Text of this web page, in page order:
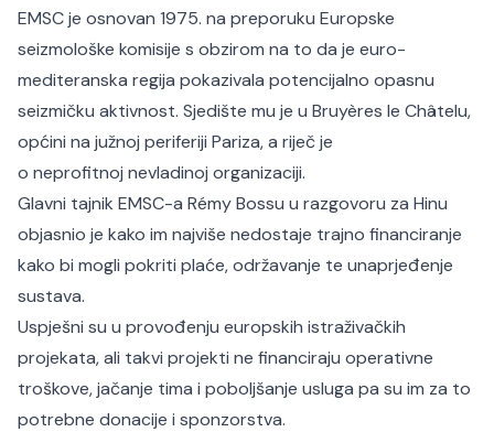
EMSC je osnovan 1975. na preporuku Europske
seizmološke komisije s obzirom na to da je euro-
mediteranska regija pokazivala potencijalno opasnu
seizmičku aktivnost. Sjedište mu je u Bruyères le Châtelu,
općini na južnoj periferiji Pariza, a riječ je
o neprofitnoj nevladinoj organizaciji.
Glavni tajnik EMSC-a Rémy Bossu u razgovoru za Hinu
objasnio je kako im najviše nedostaje trajno financiranje
kako bi mogli pokriti plaće, održavanje te unaprjeđenje
sustava.
Uspješni su u provođenju europskih istraživačkih
projekata, ali takvi projekti ne financiraju operativne
troškove, jačanje tima i poboljšanje usluga pa su im za to
potrebne donacije i sponzorstva.